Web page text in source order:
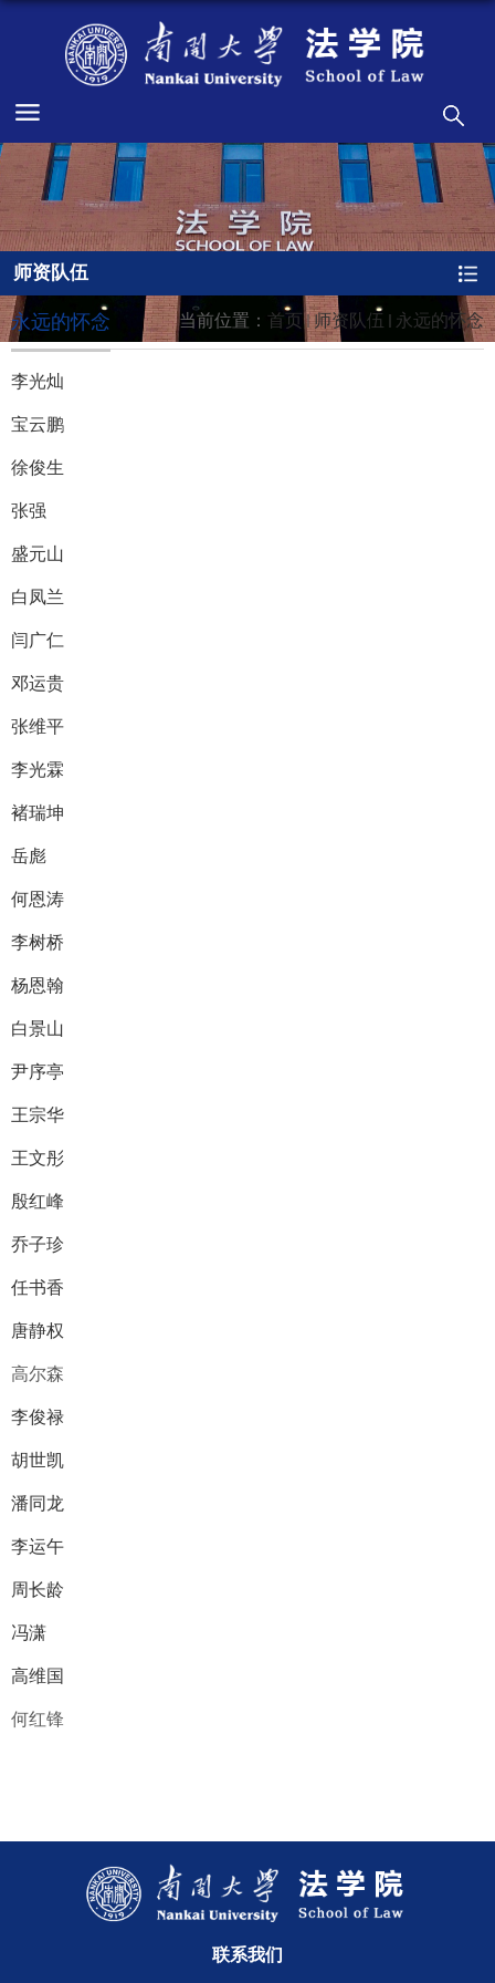
师资队伍
当前位置： 首页 师资队伍 永远的怀念
永远的怀念
李光灿
宝云鹏
徐俊生
张强
盛元山
白凤兰
闫广仁
邓运贵
张维平
李光霖
褚瑞坤
岳彪
何恩涛
李树桥
杨恩翰
白景山
尹序亭
王宗华
王文彤
殷红峰
乔子珍
任书香
唐静权
高尔森
李俊禄
胡世凯
潘同龙
李运午
周长龄
冯潇
高维国
何红锋
联系我们